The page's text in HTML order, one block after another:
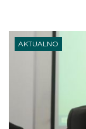
AKTUALNO